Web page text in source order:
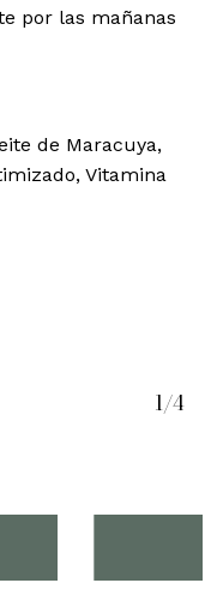
por las mañanas
de Maracuya,
Vitamina
1/4